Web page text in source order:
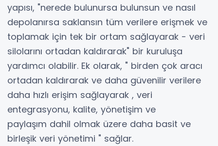
yapısı, "nerede bulunursa bulunsun ve nasıl
depolanırsa saklansın tüm verilere erişmek ve
toplamak için tek bir ortam sağlayarak - veri
silolarını ortadan kaldırarak" bir kuruluşa
yardımcı olabilir. Ek olarak, " birden çok aracı
ortadan kaldırarak ve daha güvenilir verilere
daha hızlı erişim sağlayarak , veri
entegrasyonu, kalite, yönetişim ve
paylaşım dahil olmak üzere daha basit ve
birleşik veri yönetimi " sağlar.